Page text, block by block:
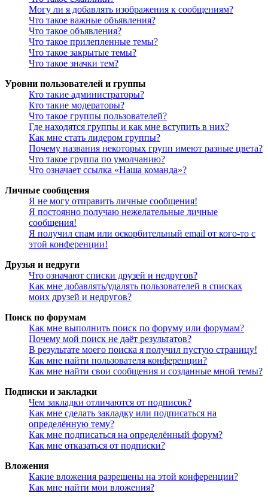
Могу ли я добавлять изображения к сообщениям?
Что такое важные объявления?
Что такое объявления?
Что такое прилепленные темы?
Что такое закрытые темы?
Что такое значки тем?
Уровни пользователей и группы
Кто такие администраторы?
Кто такие модераторы?
Что такое группы пользователей?
Где находятся группы и как мне вступить в них?
Как мне стать лидером группы?
Почему названия некоторых групп имеют разные цвета?
Что такое группа по умолчанию?
Что означает ссылка «Наша команда»?
Личные сообщения
Я не могу отправить личные сообщения!
Я постоянно получаю нежелательные личные
сообщения!
Я получил спам или оскорбительный email от кого-то с
этой конференции!
Друзья и недруги
Что означают списки друзей и недругов?
Как мне добавлять/удалять пользователей в списках
моих друзей и недругов?
Поиск по форумам
Как мне выполнить поиск по форуму или форумам?
Почему мой поиск не даёт результатов?
В результате моего поиска я получил пустую страницу!
Как мне найти пользователя конференции?
Как мне найти свои сообщения и созданные мной темы?
Подписки и закладки
Чем закладки отличаются от подписок?
Как мне сделать закладку или подписаться на
определённую тему?
Как мне подписаться на определённый форум?
Как мне отказаться от подписки?
Вложения
Какие вложения разрешены на этой конференции?
Как мне найти мои вложения?